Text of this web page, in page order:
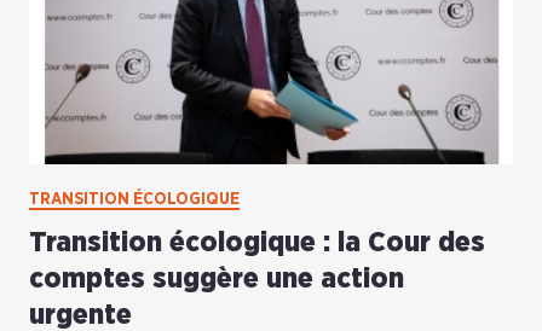
TRANSITION ÉCOLOGIQUE
Transition écologique : la Cour des
comptes suggère une action
urgente